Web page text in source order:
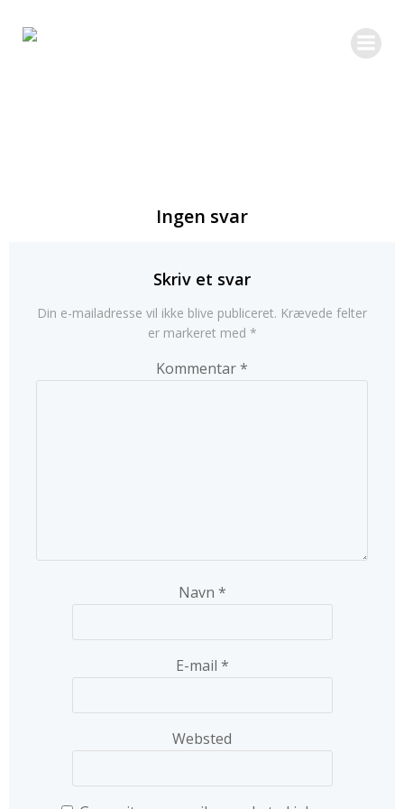
Ingen svar
Skriv et svar
Din e-mailadresse vil ikke blive publiceret. Krævede felter
er markeret med *
Kommentar*
Navn *
E-mail *
Websted